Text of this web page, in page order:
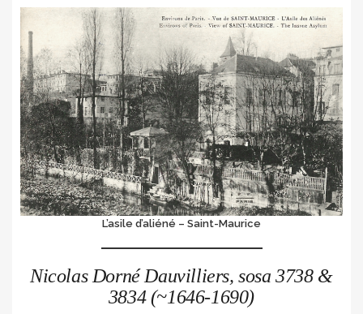
L’asile d’aliéné – Saint-Maurice
Nicolas Dorné Dauvilliers, sosa 3738 &
3834 (~1646-1690)